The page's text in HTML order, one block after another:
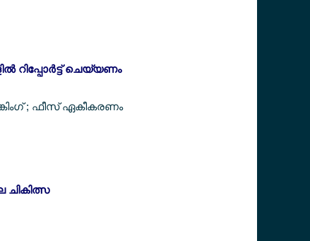
റിപ്പോര്‍ട്ട് ചെയ്യണം
; ഫീസ് ഏകീകരണം
ചികിത്സ